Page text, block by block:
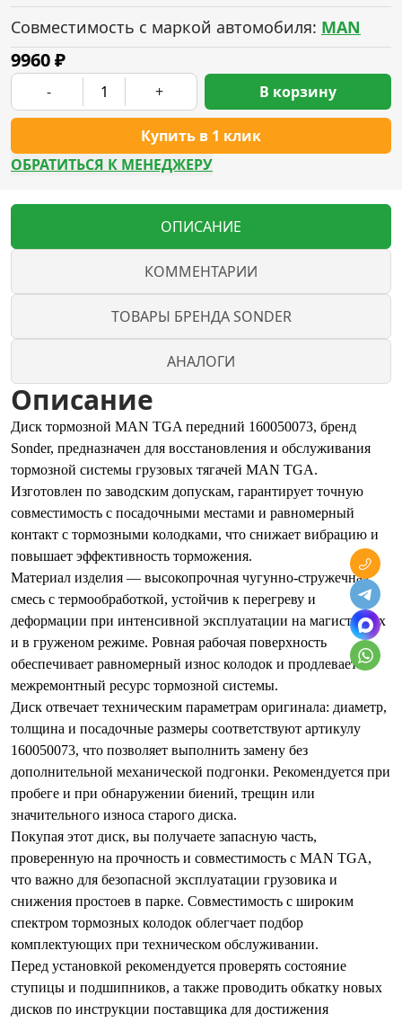
Совместимость с маркой автомобиля: MAN
9960₽
- +
Купить в 1 клик
В корзину
ОБРАТИТЬСЯ К МЕНЕДЖЕРУ
ОПИСАНИЕ
КОММЕНТАРИИ
ТОВАРЫ БРЕНДА SONDER
АНАЛОГИ
Описание
Диск тормозной MAN TGA передний 160050073, бренд
Sonder, предназначен для восстановления и обслуживания
тормозной системы грузовых тягачей MAN TGA.
Изготовлен по заводским допускам, гарантирует точную
совместимость с посадочными местами и равномерный
контакт с тормозными колодками, что снижает вибрацию и
повышает эффективность торможения.
Материал изделия — высокопрочная чугунно-стружечная
смесь с термообработкой, устойчив к перегреву и
деформации при интенсивной эксплуатации на магистралях
и в груженом режиме. Ровная рабочая поверхность
обеспечивает равномерный износ колодок и продлевает
межремонтный ресурс тормозной системы.
Диск отвечает техническим параметрам оригинала: диаметр,
толщина и посадочные размеры соответствуют артикулу
160050073, что позволяет выполнить замену без
дополнительной механической подгонки. Рекомендуется при
пробеге и при обнаружении биений, трещин или
значительного износа старого диска.
Покупая этот диск, вы получаете запасную часть,
проверенную на прочность и совместимость с MAN TGA,
что важно для безопасной эксплуатации грузовика и
снижения простоев в парке. Совместимость с широким
спектром тормозных колодок облегчает подбор
комплектующих при техническом обслуживании.
Перед установкой рекомендуется проверять состояние
ступицы и подшипников, а также проводить обкатку новых
дисков по инструкции поставщика для достижения